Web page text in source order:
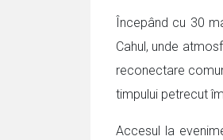
Începând cu 30
Cahul, unde
reconectare
timpului petrecut
Accesul la